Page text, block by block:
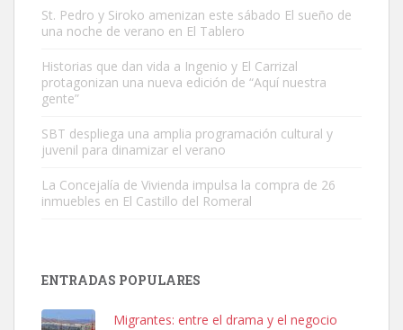
Busco adopción responsable para mi perra. Pastor alemán,
hembra, 4 años. Por motivos personales ...
Leales.org » Gran Canaria
Leales.org » Gran Canaria
St. Pedro y Siroko amenizan este sábado El sueño de
una noche de verano en El Tablero
Historias que dan vida a Ingenio y El Carrizal
protagonizan una nueva edición de “Aquí nuestra
gente”
SBT despliega una amplia programación cultural y
juvenil para dinamizar el verano
La Concejalía de Vivienda impulsa la compra de 26
inmuebles en El Castillo del Romeral
ENTRADAS POPULARES
Migrantes: entre el drama y el negocio